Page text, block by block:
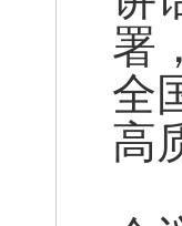
署
全
高